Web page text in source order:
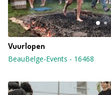
Vuurlopen
BeauBelge-Events - 16468